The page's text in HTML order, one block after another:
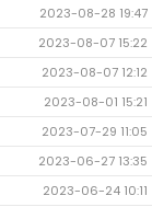
2023-08-28 19:47
2023-08-07 15:22
2023-08-07 12:12
2023-08-01 15:21
2023-07-29 11:05
2023-06-27 13:35
2023-06-24 10:11